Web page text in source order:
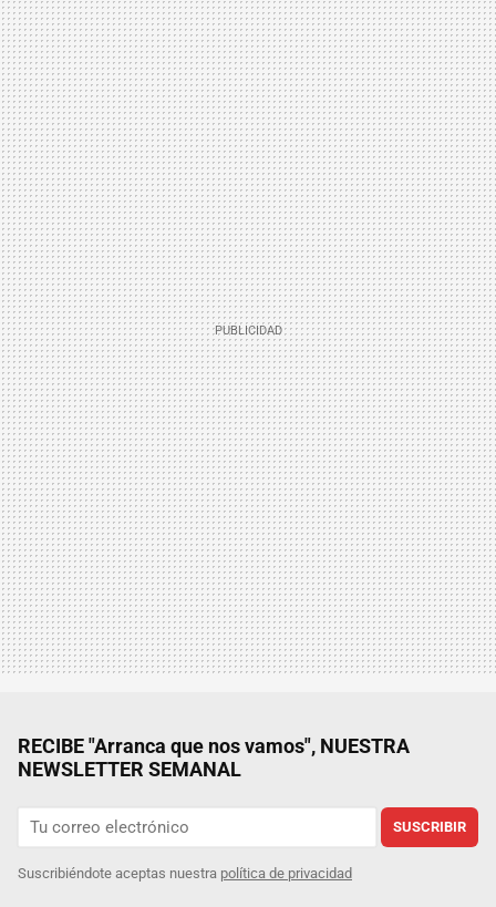
RECIBE "Arranca que nos vamos", NUESTRA
NEWSLETTER SEMANAL
SUSCRIBIR
Suscribiéndote aceptas nuestra política de privacidad